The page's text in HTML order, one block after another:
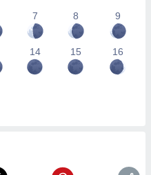
7 8 9
14 15 16